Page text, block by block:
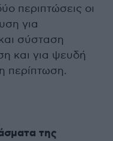
περιπτώσεις οι
για
σύσταση
και για ψευδή
περίπτωση.
της